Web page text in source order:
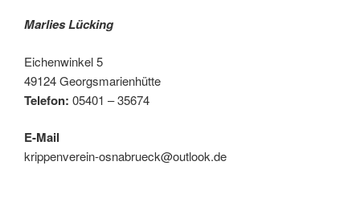
Marlies Lücking
Eichenwinkel 5
49124 Georgsmarienhütte
Telefon: 05401 – 35674
E-Mail
krippenverein-osnabrueck@outlook.de